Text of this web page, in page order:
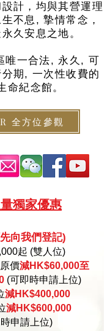
計，均與其營運理
不息, 摯情常念，
久安息之地。
唯一合法, 永久, 可
期, 一次性收費的
命紀念館。
全方位參觀
獨家優惠
先向我們登記)
起 (雙人位)
價減HK$60,000至
(可即時申請上位)
減HK$400,000
減HK$600,000
申請上位)